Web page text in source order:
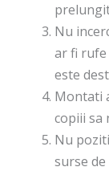
Nu
ar fi rufe
este
Montati
copiii sa
Nu
surse